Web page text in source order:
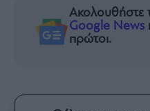
Ακολουθήστε
Google News
πρώτοι.